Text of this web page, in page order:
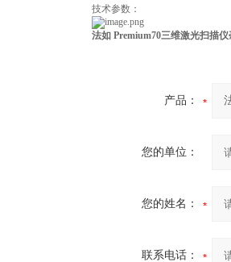
技术参数：
法如 Premium70三维激光扫描
产品：
您的单位：
您的姓名：
联系电话：